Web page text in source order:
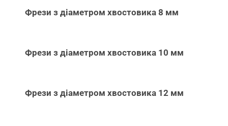
Фрези з діаметром хвостовика 8 мм
Фрези з діаметром хвостовика 10 мм
Фрези з діаметром хвостовика 12 мм